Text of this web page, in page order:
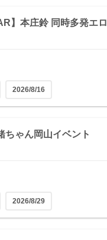
】本庄鈴 同時多発エロ
2026/8/16
ちゃん岡山イベント
2026/8/29